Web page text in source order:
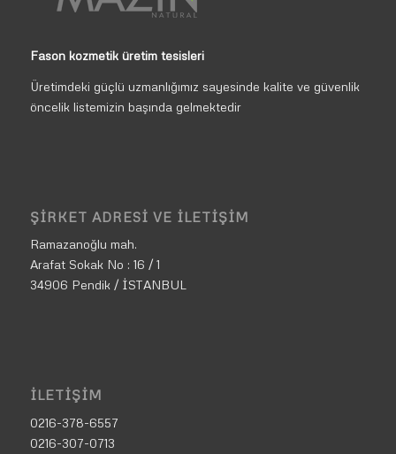
Fason kozmetik üretim tesisleri
Üretimdeki güçlü uzmanlığımız sayesinde kalite ve güvenlik
öncelik listemizin başında gelmektedir
ŞIRKET ADRESI VE İLETIŞIM
Ramazanoğlu mah.
Arafat Sokak No : 16 / 1
34906 Pendik / İSTANBUL
İLETIŞIM
0216-378-6557
0216-307-0713